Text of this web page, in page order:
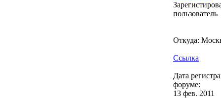
пользователь
Откуда:
Ссылка
Дата
форуме:
13 фев. 2011